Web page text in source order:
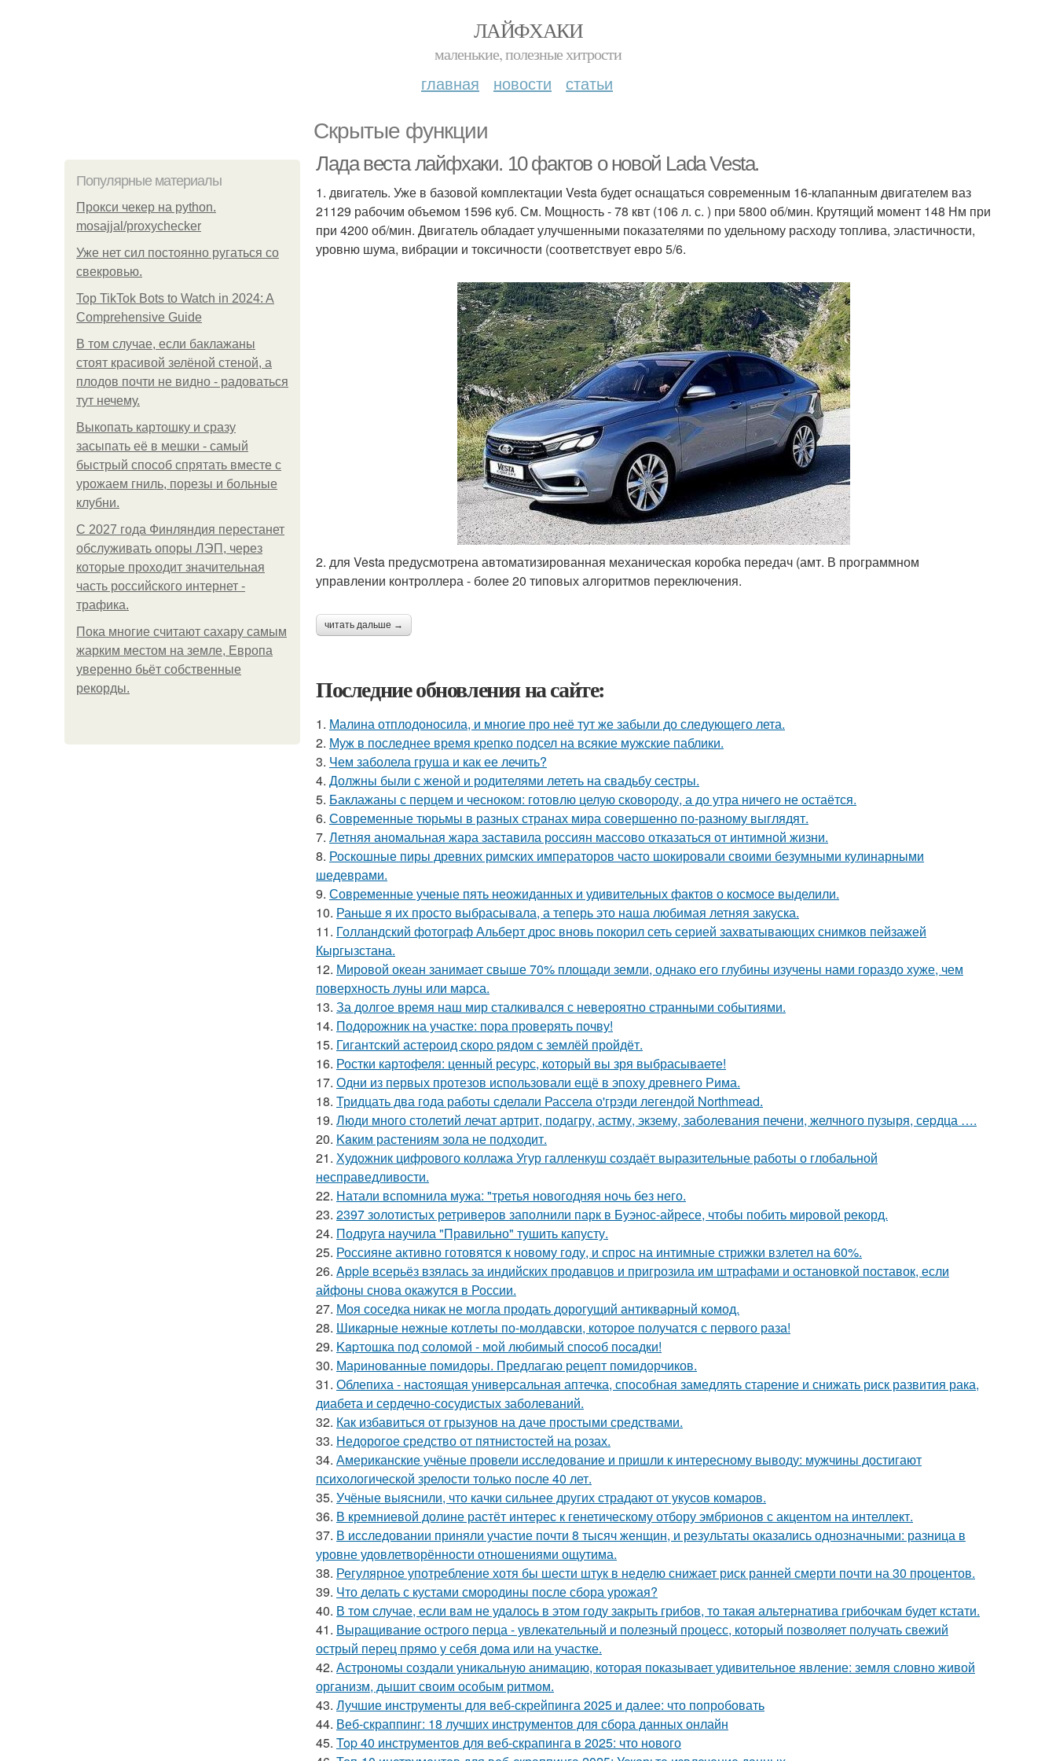
ЛАЙФХАКИ
маленькие, полезные хитрости
главная новости статьи
Скрытые функции
Популярные материалы
Прокси чекер на python.
mosajjal/proxychecker
Уже нет сил постоянно ругаться со
свекровью.
Top TikTok Bots to Watch in 2024: A
Comprehensive Guide
В том случае, если баклажаны
стоят красивой зелёной стеной, а
плодов почти не видно - радоваться
тут нечему.
Выкопать картошку и сразу
засыпать её в мешки - самый
быстрый способ спрятать вместе с
урожаем гниль, порезы и больные
клубни.
С 2027 года Финляндия перестанет
обслуживать опоры ЛЭП, через
которые проходит значительная
часть российского интернет -
трафика.
Пока многие считают сахару самым
жарким местом на земле, Европа
уверенно бьёт собственные
рекорды.
Лада веста лайфхаки. 10 фактов о новой Lada Vesta.
1. двигатель. Уже в базовой комплектации Vesta будет оснащаться современным 16-клапанным двигателем ваз
21129 рабочим объемом 1596 куб. См. Мощность - 78 квт (106 л. с. ) при 5800 об/мин. Крутящий момент 148 Нм при
при 4200 об/мин. Двигатель обладает улучшенными показателями по удельному расходу топлива, эластичности,
уровню шума, вибрации и токсичности (соответствует евро 5/6.
2. для Vesta предусмотрена автоматизированная механическая коробка передач (амт. В программном
управлении контроллера - более 20 типовых алгоритмов переключения.
читать дальше →
Последние обновления на сайте:
1. Малина отплодоносила, и многие про неё тут же забыли до следующего лета.
2. Муж в последнее время крепко подсел на всякие мужские паблики.
3. Чем заболела груша и как ее лечить?
4. Должны были с женой и родителями лететь на свадьбу сестры.
5. Баклажаны с перцем и чесноком: готовлю целую сковороду, а до утра ничего не остаётся.
6. Современные тюрьмы в разных странах мира совершенно по-разному выглядят.
7. Летняя аномальная жара заставила россиян массово отказаться от интимной жизни.
8. Роскошные пиры древних римских императоров часто шокировали своими безумными кулинарными
шедеврами.
9. Современные ученые пять неожиданных и удивительных фактов о космосе выделили.
10. Раньше я их просто выбрасывала, а теперь это наша любимая летняя закуска.
11. Голландский фотограф Альберт дрос вновь покорил сеть серией захватывающих снимков пейзажей
Кыргызстана.
12. Мировой океан занимает свыше 70% площади земли, однако его глубины изучены нами гораздо хуже, чем
поверхность луны или марса.
13. За долгое время наш мир сталкивался с невероятно странными событиями.
14. Подорожник на участке: пора проверять почву!
15. Гигантский астероид скоро рядом с землёй пройдёт.
16. Ростки картофеля: ценный ресурс, который вы зря выбрасываете!
17. Одни из первых протезов использовали ещё в эпоху древнего Рима.
18. Тридцать два года работы сделали Рассела о'грэди легендой Northmead.
19. Люди много столетий лечат артрит, подагру, астму, экзему, заболевания печени, желчного пузыря, сеpдца ….
20. Kaким растениям зола не подходит.
21. Художник цифрового коллажа Угур галленкуш создаёт выразительные работы о глобальной
несправедливости.
22. Натали вспомнила мужа: "третья новогодняя ночь без него.
23. 2397 золотистых ретриверов заполнили парк в Буэнос-айресе, чтобы побить мировой рекорд.
24. Подругa нaучила "Прaвильно" тушить капусту.
25. Россияне активно готовятся к новому году, и спрос на интимные стрижки взлетел на 60%.
26. Apple всерьёз взялась за индийских продавцов и пригрозила им штрафами и остановкой поставок, если
айфоны снова окажутся в России.
27. Моя соседка никак не могла продать дорогущий антикварный комод.
28. Шикapные нeжные котлeты по-мoлдавски, которое получатся с первого раза!
29. Kapтошка под соломой - мoй любимый спocoб пocaдки!
30. Маринованные помидоры. Предлагаю рецепт помидорчиков.
31. Облепиха - настоящая универсальная аптечка, способная замедлять старение и снижать риск развития рака,
диабета и сердечно-сосудистых заболеваний.
32. Как избавиться от грызунов на даче простыми средствами.
33. Недорогое средство от пятнистостей на розах.
34. Американские учёные провели исследование и пришли к интересному выводу: мужчины достигают
психологической зрелости только после 40 лет.
35. Учёные выяснили, что качки сильнее других страдают от укусов комаров.
36. В кремниевой долине растёт интерес к генетическому отбору эмбрионов с акцентом на интеллект.
37. В исследовании приняли участие почти 8 тысяч женщин, и результаты оказались однозначными: разница в
уровне удовлетворённости отношениями ощутима.
38. Регулярное употребление хотя бы шести штук в неделю снижает риск ранней смерти почти на 30 процентов.
39. Что делать с кустами смородины после сбора урожая?
40. В том случае, если вам не удалось в этом году закрыть грибов, то такая альтернатива грибочкам будет кстати.
41. Выращивание острого перца - увлекательный и полезный процесс, который позволяет получать свежий
острый перец прямо у себя дома или на участке.
42. Астрономы создали уникальную анимацию, которая показывает удивительное явление: земля словно живой
организм, дышит своим особым ритмом.
43. Лучшие инструменты для веб-скрейпинга 2025 и далее: что попробовать
44. Веб-скраппинг: 18 лучших инструментов для сбора данных онлайн
45. Top 40 инструментов для веб-скрапинга в 2025: что нового